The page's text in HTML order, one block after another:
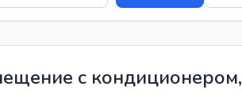
с кондиционером,